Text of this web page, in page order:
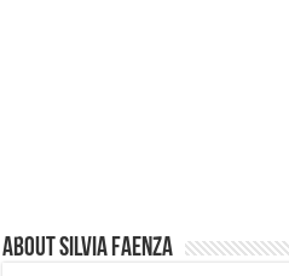
About Silvia Faenza